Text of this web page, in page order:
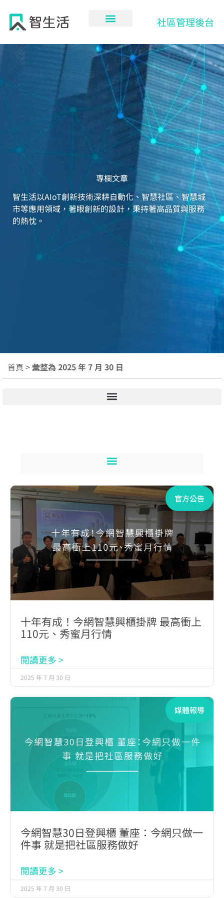
要
社區管理後台
專欄文章
智生活以AIoT創新技術深耕自動化、智慧社區、智慧城
市等應用領域，著眼創新的設計，秉持著高品質與服務
的熱忱。
首頁 >彙整為 2025 年 7 月 30 日
官方公告
十年有成！今網智慧興櫃掛牌 最高衝上
110元、秀蜜月行情
閱讀更多 >
2025 年 7 月 30 日
媒體報導
今網智慧30日登興櫃 董座：今網只做一
件事 就是把社區服務做好
閱讀更多 >
2025 年 7 月 30 日